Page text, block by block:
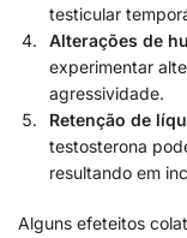
testicular
Alterações de
experimentar
agressividade.
Retenção de
testosterona
resultando em
Alguns efeteitos